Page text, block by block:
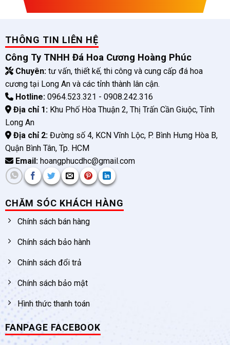
THÔNG TIN LIÊN HỆ
Công Ty TNHH Đá Hoa Cương Hoàng Phúc
Chuyên:tư vấn, thiết kế, thi công và cung cấp đá hoa
cương tại Long An và các tỉnh thành lân cận.
Hotline:0964.523.321 - 0908.242.316
Địa chỉ 1:Khu Phố Hòa Thuận 2, Thị Trấn Cần Giuộc, Tỉnh
Long An
Địa chỉ 2:Đường số 4, KCN Vĩnh Lộc, P. Bình Hưng Hòa B,
Quận Bình Tân, Tp. HCM
Email:hoangphucdhc@gmail.com
CHĂM SÓC KHÁCH HÀNG
Chính sách bán hàng
Chính sách bảo hành
Chính sách đổi trả
Chính sách bảo mật
Hình thức thanh toán
FANPAGE FACEBOOK